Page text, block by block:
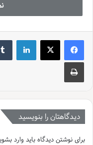
هتل گیلان چابهار
رفاهی تلاش می کند تا اقامتی
بخش را ایجاد کرده است. هتل
چاپ
دیدگاهتان را بنویسید
برای نوشتن دیدگاه باید وارد